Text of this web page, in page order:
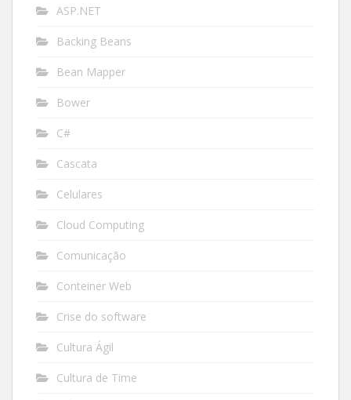
ASP.NET
Backing Beans
Bean Mapper
Bower
C#
Cascata
Celulares
Cloud Computing
Comunicação
Conteiner Web
Crise do software
Cultura Ágil
Cultura de Time